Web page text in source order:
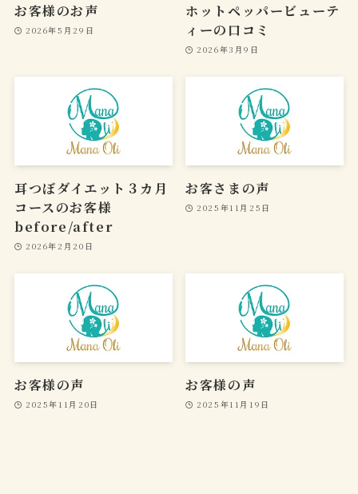
お客様のお声
2026年5月29日
ホットペッパービューテ
ィーの口コミ
2026年3月9日
耳つぼダイエット３カ月
コースのお客様
before/after
2026年2月20日
お客さまの声
2025年11月25日
お客様の声
2025年11月20日
お客様の声
2025年11月19日